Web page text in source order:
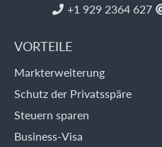
 +1 929 2364 627
VORTEILE
Markterweiterung
Schutz der Privatsspäre
Steuern sparen
Business-Visa